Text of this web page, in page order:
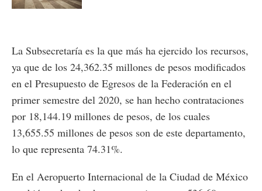
La Subsecretaría es la que más ha ejercido los recursos,
ya que de los 24,362.35 millones de pesos modificados
en el Presupuesto de Egresos de la Federación en el
primer semestre del 2020, se han hecho contrataciones
por 18,144.19 millones de pesos, de los cuales
13,655.55 millones de pesos son de este departamento,
lo que representa 74.31%.
En el Aeropuerto Internacional de la Ciudad de México